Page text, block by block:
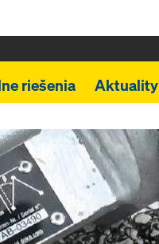
riešenia Aktuality